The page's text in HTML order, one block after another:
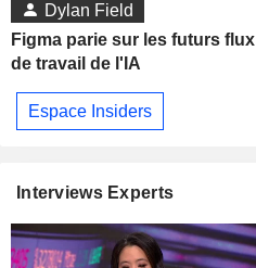
Dylan Field
Figma parie sur les futurs flux
de travail de l'IA
Espace Insiders
Interviews Experts